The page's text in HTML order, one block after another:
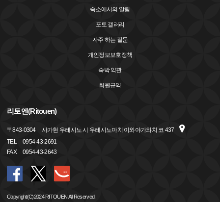
숙소에서의 알림
포토 갤러리
자주 하는 질문
개인정보보호정책
숙박 약관
회원규약
리토엔(Ritouen)
〒843-0304
사가현 우레시노 시 우레시노마치 이와야가와치 코 437
TEL
0954-43-2691
FAX
0954-43-2643
Copyright(C)2024 RITOUEN All Reserved.